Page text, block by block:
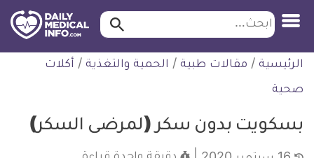
التخطي
للمحتوى
طبية
ابحث ابحث…
الرئيسية / مقالات طبية / الحمية والتغذية / أكلات
صحية
بسكويت بدون سكر (لمرضى السكر)